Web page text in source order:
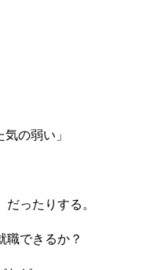
気の弱い」
ったりする。
職できるか？